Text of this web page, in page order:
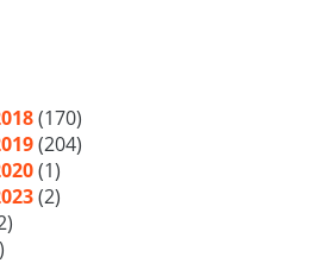
(170)
(204)
(1)
(2)